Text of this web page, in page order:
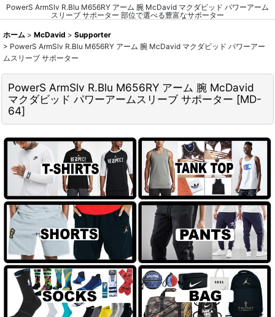
PowerS ArmSlv R.Blu M656RY アーム 腕 McDavid マクダビッド パワーアーム
スリーブ サポーター 部位で選べる豊富なサポーター
ホーム > McDavid > Supporter
> PowerS ArmSlv R.Blu M656RY アーム 腕 McDavid マクダビッド パワーアー
ムスリーブ サポーター
PowerS ArmSlv R.Blu M656RY アーム 腕 McDavid
マクダビッド パワーアームスリーブ サポーター [MD-
64]